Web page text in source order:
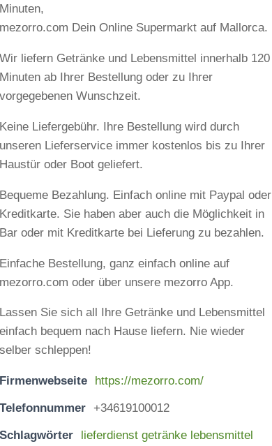
Minuten,
mezorro.com Dein Online Supermarkt auf Mallorca.
Wir liefern Getränke und Lebensmittel innerhalb 120
Minuten ab Ihrer Bestellung oder zu Ihrer
vorgegebenen Wunschzeit.
Keine Liefergebühr. Ihre Bestellung wird durch
unseren Lieferservice immer kostenlos bis zu Ihrer
Haustür oder Boot geliefert.
Bequeme Bezahlung. Einfach online mit Paypal oder
Kreditkarte. Sie haben aber auch die Möglichkeit in
Bar oder mit Kreditkarte bei Lieferung zu bezahlen.
Einfache Bestellung, ganz einfach online auf
mezorro.com oder über unsere mezorro App.
Lassen Sie sich all Ihre Getränke und Lebensmittel
einfach bequem nach Hause liefern. Nie wieder
selber schleppen!
Firmenwebseite https://mezorro.com/
Telefonnummer +34619100012
Schlagwörter
lieferdienst getränke lebensmittel